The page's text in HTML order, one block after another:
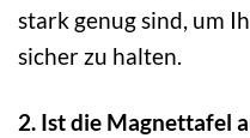
stark genug sind, um
sicher zu halten.
2. Ist die Magnettafel